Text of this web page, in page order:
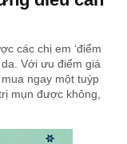
các chị em ‘điểm
Với ưu điểm giá
ngay một tuýp
mụn được không,